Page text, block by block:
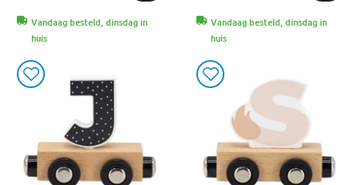
Vandaag besteld, dinsdag in
huis
Vandaag besteld, dinsdag in
huis